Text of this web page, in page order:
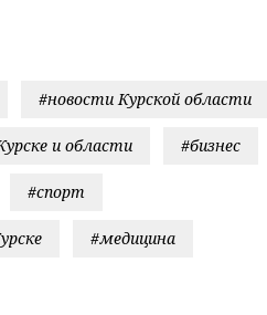
#новости Курской области
и области #бизнес
#спорт
#медицина